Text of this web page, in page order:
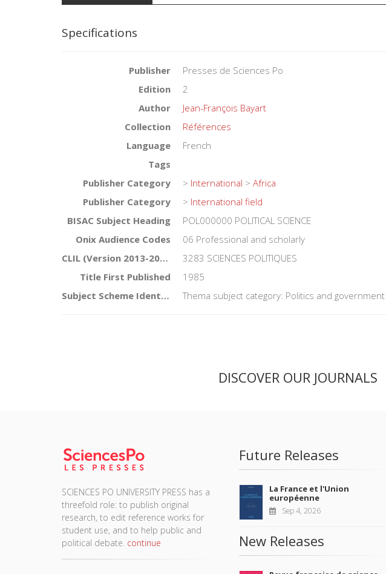
Specifications
Publisher
Presses de Sciences Po
Edition
2
Author
Jean-François Bayart
Collection
Références
Language
French
Tags
Publisher Category
> International > Africa
Publisher Category
> International field
BISAC Subject Heading
POL000000 POLITICAL SCIENCE
Onix Audience Codes
06 Professional and scholarly
CLIL (Version 2013-2019)
3283 SCIENCES POLITIQUES
Title First Published
1985
Subject Scheme Identifier Code
Thema subject category: Politics and government
DISCOVER OUR JOURNALS
SCIENCES PO UNIVERSITY PRESS has a
threefold role: to publish original
research, to edit reference works for
student use, and to help public and
political debate. continue
Future Releases
La France et l'Union
européenne
Sep 4, 2026
New Releases